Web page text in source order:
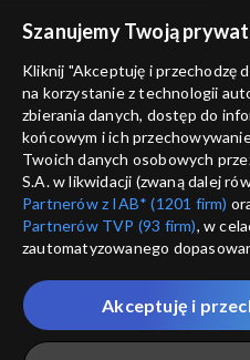
informacje o dostawcy usług
Szanujemy Twoją
Kliknij "Akceptuję i przechodzę
na korzystanie z technologii
zbierania danych, dostęp do
końcowym i ich
Twoich danych osobowych
S.A. w likwidacji (zwaną dalej
Partnerów z IAB* (1201 firm)
Partnerów TVP (93 firm), w
zautomatyzowanego
które wskazujemy poniżej, a
przez nas identyfikatora PPID
Twoje dane osobowe zbierane
Akceptuję i